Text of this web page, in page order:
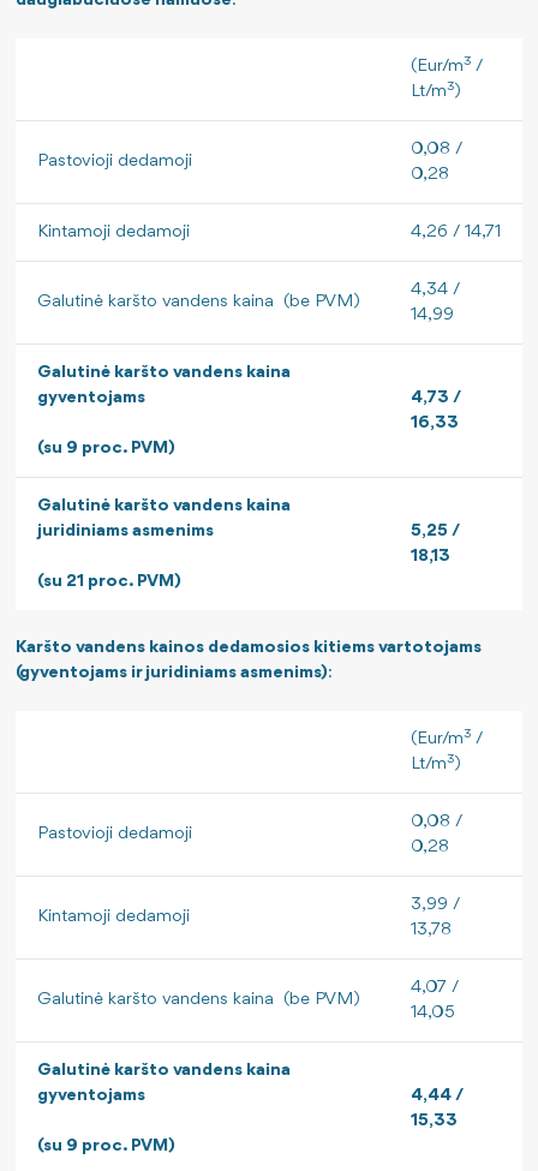
(Eur/m3/
Lt/m3)
Pastovioji dedamoji
0,08 /
0,28
Kintamoji dedamoji 4,26 / 14,71
Galutinė karšto vandens kaina (be PVM)
4,34 /
14,99
Galutinė karšto vandens kaina
gyventojams
(su 9 proc. PVM)
4,73 /
16,33
Galutinė karšto vandens kaina
juridiniams asmenims
(su 21 proc. PVM)
5,25 /
18,13
Karšto vandens kainos dedamosios kitiems vartotojams
(gyventojams ir juridiniams asmenims):
(Eur/m3/
Lt/m3)
Pastovioji dedamoji
0,08 /
0,28
Kintamoji dedamoji
3,99 /
13,78
Galutinė karšto vandens kaina (be PVM)
4,07 /
14,05
Galutinė karšto vandens kaina
gyventojams
(su 9 proc. PVM)
4,44 /
15,33